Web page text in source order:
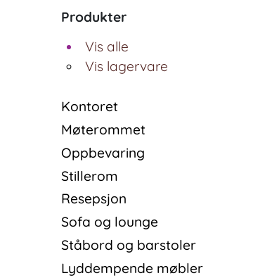
Produkter
Vis alle
Vis lagervare
Kontoret
Møterommet
Oppbevaring
Stillerom
Resepsjon
Sofa og lounge
Ståbord og barstoler
Lyddempende møbler